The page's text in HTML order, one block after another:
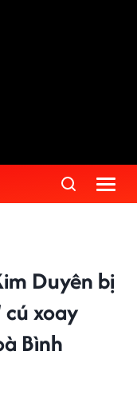
Duyên bị
xoay
Bình